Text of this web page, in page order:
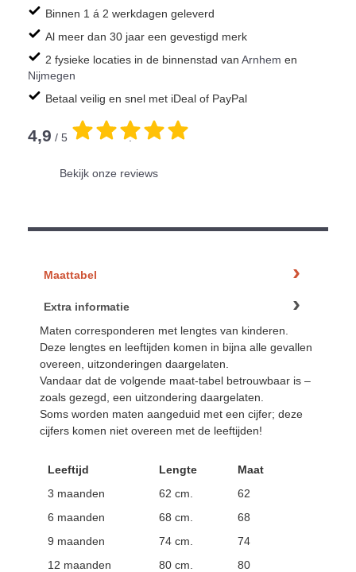
Binnen 1 á 2 werkdagen geleverd
Al meer dan 30 jaar een gevestigd merk
2 fysieke locaties in de binnenstad van Arnhem en
Nijmegen
Betaal veilig en snel met iDeal of PayPal
4,9 / 5 .
Bekijk onze reviews
Maattabel
Extra informatie
Maten corresponderen met lengtes van kinderen.
Deze lengtes en leeftijden komen in bijna alle gevallen
overeen, uitzonderingen daargelaten.
Vandaar dat de volgende maat-tabel betrouwbaar is –
zoals gezegd, een uitzondering daargelaten.
Soms worden maten aangeduid met een cijfer; deze
cijfers komen niet overeen met de leeftijden!
Leeftijd Lengte
Maat
3 maanden
62 cm.
62
6 maanden
68 cm.
68
9 maanden
74 cm.
74
12 maanden
80 cm. 80